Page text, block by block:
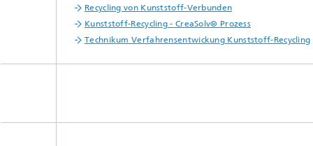
Recycling von Kunststoff-Verbunden
Kunststoff-Recycling - CreaSolv® Prozess
Technikum Verfahrensentwickung Kunststoff-Recycling